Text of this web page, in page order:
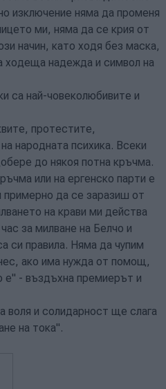
изключение няма да променя
ми, няма да се крия от
начин, като ходя без маска,
ходеща надежда и символ на
са най-човеколюбивите и
протестите,
народната психика. Всеки
до някоя потна кръчма.
или на ергенско парти е
да се заразиш от
на крави ми действа
за милване на Белчо и
си правила. Няма да чупим
ако има нужда от помощ,
- въздъхна премиерът и
воля и солидарност ще слага
на тока".